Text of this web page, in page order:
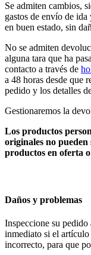
Se admiten cambios,
gastos de envío de
en buen estado, sin
No se admiten
alguna tara que ha
contacto a través de
a 48 horas desde que
pedido y los detalles
Gestionaremos la
Los productos
originales no pueden
productos en oferta
Daños y problemas
Inspeccione su
inmediato si el
incorrecto, para que